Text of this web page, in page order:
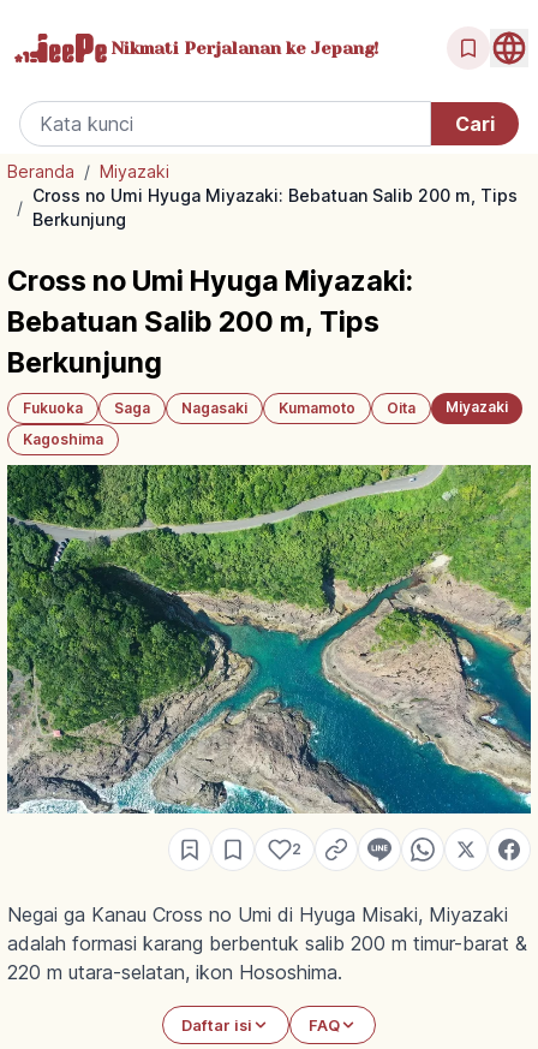
Nikmati Perjalanan ke Jepang!
Beranda / Miyazaki
/
Cross no Umi Hyuga Miyazaki: Bebatuan Salib 200 m, Tips
Berkunjung
Cross no Umi Hyuga Miyazaki:
Bebatuan Salib 200 m, Tips
Berkunjung
Fukuoka Saga Nagasaki Kumamoto Oita
Miyazaki
Kagoshima
2
Negai ga Kanau Cross no Umi di Hyuga Misaki, Miyazaki
adalah formasi karang berbentuk salib 200 m timur-barat &
220 m utara-selatan, ikon Hososhima.
Daftar isi FAQ